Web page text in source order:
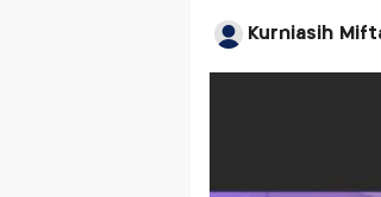
Kurniasih